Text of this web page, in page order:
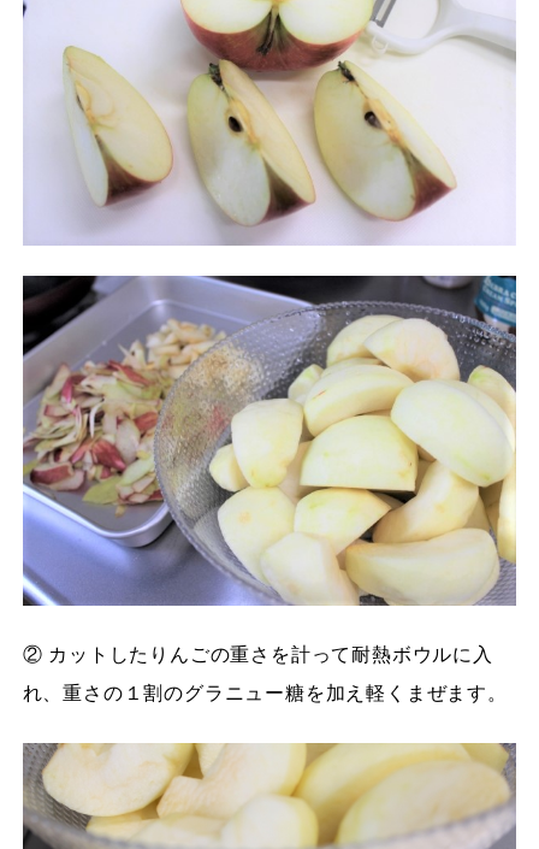
② カットしたりんごの重さを計って耐熱ボウルに入
れ、重さの１割のグラニュー糖を加え軽くまぜます。